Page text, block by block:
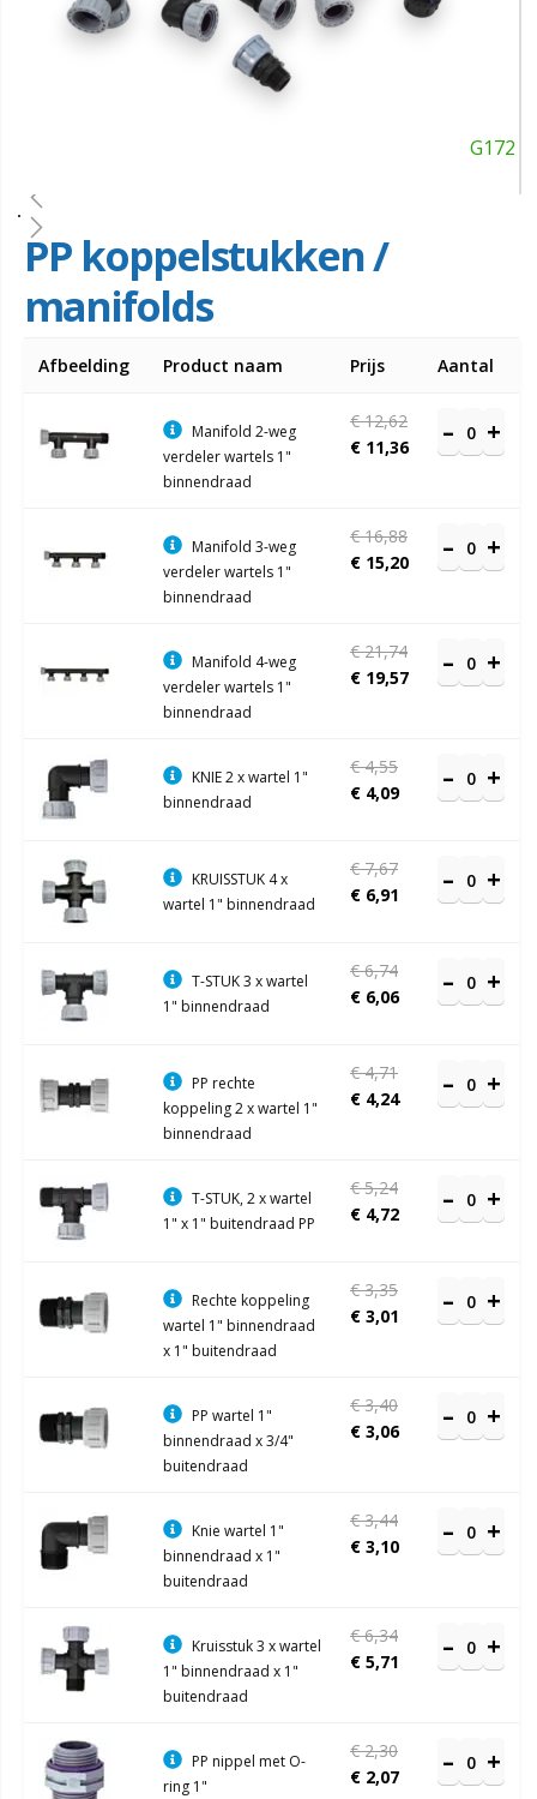
G172
PP koppelstukken /
manifolds
productitems
Afbeelding Product naam Prijs Aantal
Manifold 2-weg
verdeler wartels 1"
binnendraad
€ 11,36
€ 12,62
Manifold 3-weg
verdeler wartels 1"
binnendraad
€ 15,20
€ 16,88
Manifold 4-weg
verdeler wartels 1"
binnendraad
€ 19,57
€ 21,74
KNIE 2 x wartel 1"
binnendraad
€ 4,09
€ 4,55
KRUISSTUK 4 x
wartel 1" binnendraad
€ 6,91
€ 7,67
T-STUK 3 x wartel
1" binnendraad
€ 6,06
€ 6,74
PP rechte
koppeling 2 x wartel 1"
binnendraad
€ 4,24
€ 4,71
T-STUK, 2 x wartel
1" x 1" buitendraad PP
€ 4,72
€ 5,24
Rechte koppeling
wartel 1" binnendraad
x 1" buitendraad
€ 3,01
€ 3,35
PP wartel 1"
binnendraad x 3/4"
buitendraad
€ 3,06
€ 3,40
Knie wartel 1"
binnendraad x 1"
buitendraad
€ 3,10
€ 3,44
Kruisstuk 3 x wartel
1" binnendraad x 1"
buitendraad
€ 5,71
€ 6,34
PP nippel met O-
ring 1"
€ 2,07
€ 2,30